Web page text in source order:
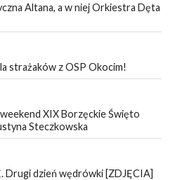
Altana, a w niej Orkiestra Dęta
strażaków z OSP Okocim!
XIX Borzęckie Święto
Steczkowska
Drugi dzień wędrówki [ZDJĘCIA]